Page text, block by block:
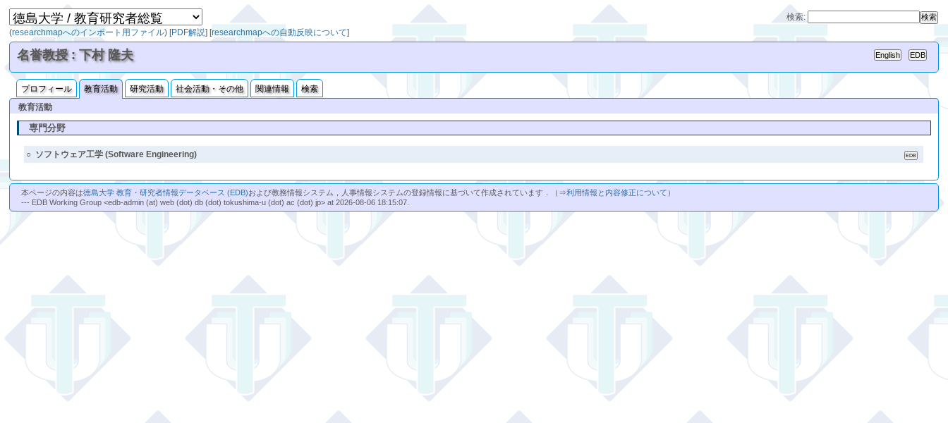
検索:
(researchmapへのインポート用ファイル) [PDF解説] [researchmapへの自動反映について]
名誉教授 : 下村 隆夫
プロフィール 教育活動 研究活動 社会活動・その他 関連情報
検索
教育活動
専門分野
○ ソフトウェア工学 (Software Engineering)
本ページの内容は徳島大学 教育・研究者情報データベース (EDB)および教務情報システム，人事情報システムの登録情報に基づいて作成されています．（⇒利用情報と内容修正について ）
--- EDB Working Group <edb-admin (at) web (dot) db (dot) tokushima-u (dot) ac (dot) jp> at 2026-08-06 18:15:07.